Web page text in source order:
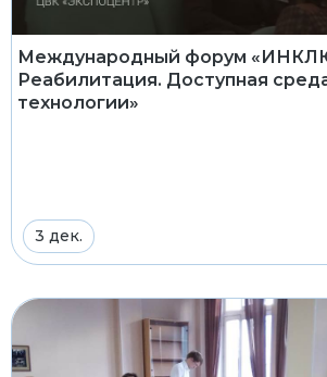
Международный форум
Реабилитация. Доступная
технологии»
3 дек.